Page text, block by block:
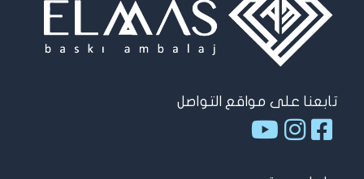
تابعنا على مواقع التواصل